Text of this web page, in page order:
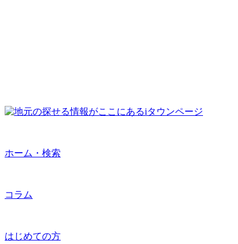
ホーム・検索
コラム
はじめての方